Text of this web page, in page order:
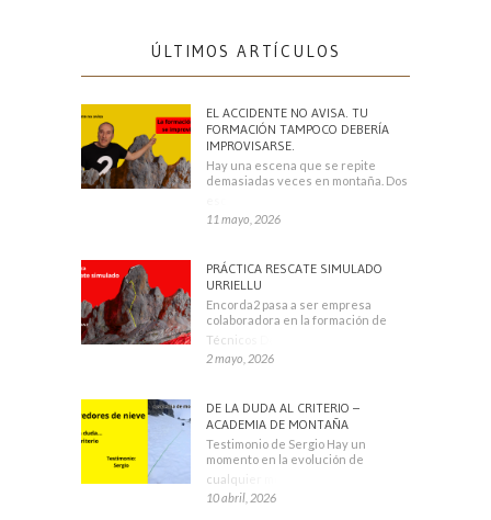
ÚLTIMOS ARTÍCULOS
EL ACCIDENTE NO AVISA. TU
FORMACIÓN TAMPOCO DEBERÍA
IMPROVISARSE.
Hay una escena que se repite
demasiadas veces en montaña. Dos
11 mayo, 2026
PRÁCTICA RESCATE SIMULADO
URRIELLU
Encorda2 pasa a ser empresa
colaboradora en la formación de
Técnicos Deportivos
2 mayo, 2026
DE LA DUDA AL CRITERIO –
ACADEMIA DE MONTAÑA
Testimonio de Sergio Hay un
momento en la evolución de
cualquier montañero
10 abril, 2026